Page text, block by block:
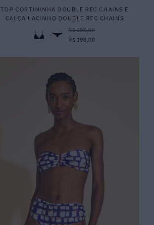
TOP CORTININHA DOUBLE REC CHAINS E
CALÇA LACINHO DOUBLE REC CHAINS
-
R$ 398,00
R$ 198,00